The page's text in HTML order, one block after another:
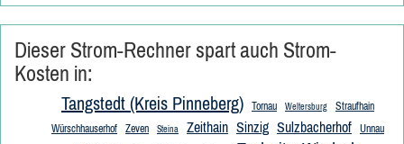
Dieser Strom-Rechner spart auch Strom-
Kosten in:
Tangstedt (Kreis Pinneberg) Tornau Weltersburg
Straufhain
Würschhauserhof
Zeven Steina Zeithain Sinzig Sulzbacherhof Unnau